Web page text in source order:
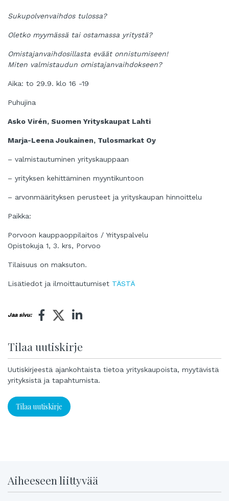
Sukupolvenvaihdos tulossa?
Oletko myymässä tai ostamassa yritystä?
Omistajanvaihdosillasta eväät onnistumiseen!
Miten valmistaudun omistajanvaihdokseen?
Aika: to 29.9. klo 16 -19
Puhujina
Asko Virén, Suomen Yrityskaupat Lahti
Marja-Leena Joukainen, Tulosmarkat Oy
– valmistautuminen yrityskauppaan
– yrityksen kehittäminen myyntikuntoon
– arvonmäärityksen perusteet ja yrityskaupan hinnoittelu
Paikka:
Porvoon kauppaoppilaitos / Yrityspalvelu
Opistokuja 1, 3. krs, Porvoo
Tilaisuus on maksuton.
Lisätiedot ja ilmoittautumiset TÄSTÄ
Jaa sivu:
Tilaa uutiskirje
Uutiskirjeestä ajankohtaista tietoa yrityskaupoista, myytävistä
yrityksistä ja tapahtumista.
Tilaa uutiskirje
Aiheeseen liittyvää